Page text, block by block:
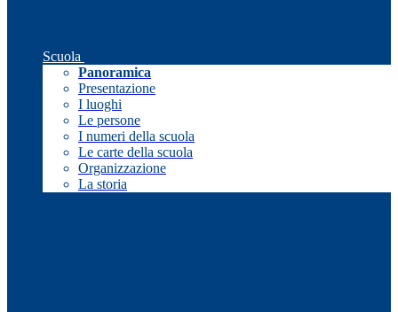
Scuola
Panoramica
Presentazione
I luoghi
Le persone
I numeri della scuola
Le carte della scuola
Organizzazione
La storia